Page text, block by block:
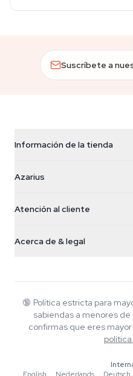
Suscríbete a
Información de la tienda
Galvaniweg 11
Nederland
+31(0)204897914
Azarius
Smokeshop
Atención al cliente
Política de devolución
Preguntas frecuentes
Política de privacidad
Acerca de & legal
Wiki
Blog
Música
🔞 Política estricta para
sabiendas a menores
confirmas que eres